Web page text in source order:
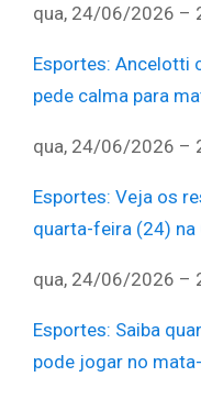
qua, 24/06/2026 –
Esportes: Ancelotti
pede calma para
qua, 24/06/2026 –
Esportes: Veja os
quarta-feira (24) na
qua, 24/06/2026 –
Esportes: Saiba
pode jogar no